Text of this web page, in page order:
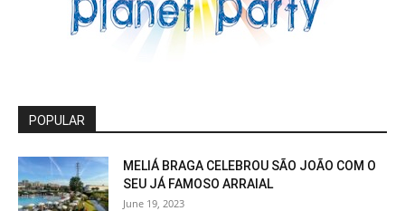
POPULAR
MELIÁ BRAGA CELEBROU SÃO JOÃO COM O
SEU JÁ FAMOSO ARRAIAL
June 19, 2023